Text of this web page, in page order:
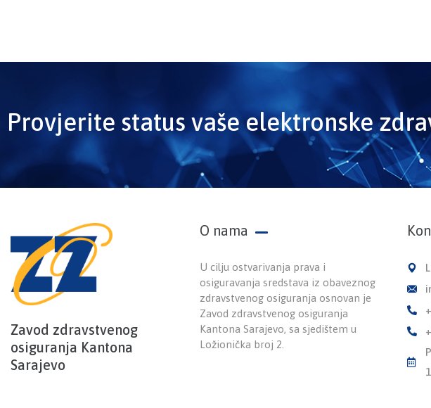
Provjerite status vaše elektronske
Zavod zdravstvenog
osiguranja Kantona
Sarajevo
O nama
U cilju ostvarivanja prava i
osiguravanja sredstava iz obaveznog
zdravstvenog osiguranja osnovan je
Zavod zdravstvenog osiguranja
Kantona Sarajevo, sa sjedištem u
Ložionička broj 2.